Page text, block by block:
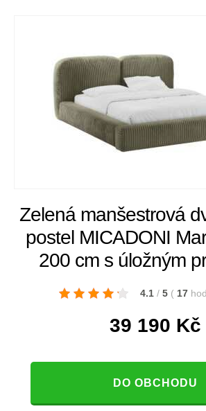
Zelená manšestrová
postel MICADONI
200 cm s úložným
4.1 / 5 ( 17
39 190 Kč
DO OBCHODU